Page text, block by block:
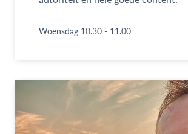
Woensdag 10.30 - 11.00